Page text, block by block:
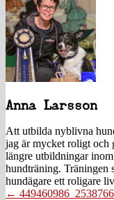
Anna Larsson
Att utbilda nyblivna
jag är mycket roligt och
längre utbildningar
hundträning. Träningen
hundägare ett roligare
←